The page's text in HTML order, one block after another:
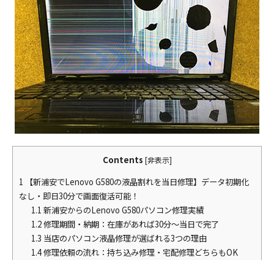
Contents [非表示]
1 【新浦安でLenovo G580の液晶割れを当日修理】データ初期化
なし・即日30分で画面復活可能！
1.1 新浦安からのLenovo G580パソコン修理実績
1.2修理期間・納期：在庫があれば30分〜当日で完了
1.3 当店のパソコン液晶修理が選ばれる3つの理由
1.4修理依頼の流れ：持ち込み修理・宅配修理どちらもOK